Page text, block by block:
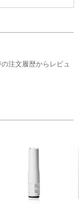
の注文履歴からレビュ